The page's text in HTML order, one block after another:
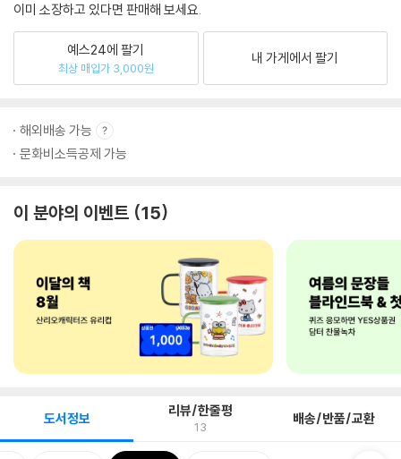
이미 소장하고 있다면 판매해 보세요.
예스24에 팔기
최상 매입가 3,000원
내 가게에서 팔기
해외배송 가능
문화비소득공제 가능
이 분야의 이벤트 15
도서정보 리뷰/한줄평
13 배송/반품/교환